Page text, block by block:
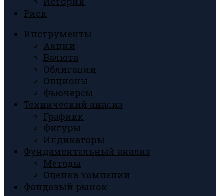
Риск
Инструменты
Акции
Валюта
Облигации
Опционы
Фьючерсы
Технический анализ
Графики
Фигуры
Индикаторы
Фундаментальный анализ
Методы
Оценка компаний
Фондовый рынок